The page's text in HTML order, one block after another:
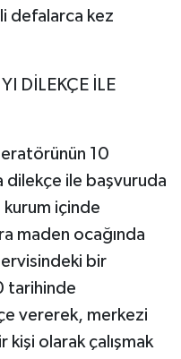
defalarca kez
DİLEKÇE İLE
10
dilekçe ile başvuruda
içinde
maden ocağında
bir
tarihinde
vererek, merkezi
olarak çalışmak